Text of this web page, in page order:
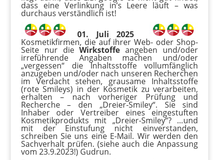
dass eine Verlinkung in’s Leere läuft – was
durchaus verständlich ist!
01. Juli 2025
Kosmetikfirmen, die auf ihrer Web- oder Shop-
Seite nur dieWirkstoffe angeben und/oder
irreführende Angaben machen und/oder
„vergessen“ die Inhaltsstoffe vollumfänglich
anzugeben und/oder nach unseren Recherchen
im Verdacht stehen, grausame Inhaltsstoffe
(rote Smileys) in der Kosmetik zu verarbeiten,
erhalten – nach vorheriger Prüfung und
Recherche – den „Dreier-Smiley“. Sie sind
Inhaber oder Vertreiber eines eingestuften
Kosmetikprodukts mit „Dreier-Smiley“? …und
mit der Einstufung nicht einverstanden,
schreiben Sie uns eine E-Mail. Wir werden den
Sachverhalt prüfen. (siehe auch die Anpassung
vom 23.9.2023!) Gudrun.